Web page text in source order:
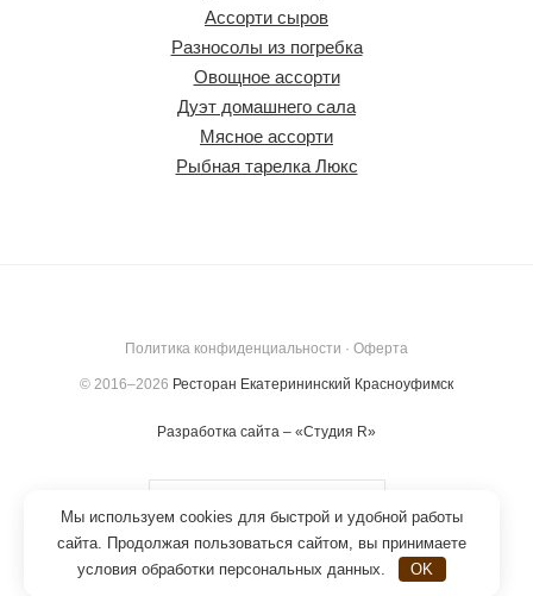
Ассорти сыров
Разносолы из погребка
Овощное ассорти
Дуэт домашнего сала
Мясное ассорти
Рыбная тарелка Люкс
Политика конфиденциальности · Оферта
© 2016–2026 Ресторан Екатерининский Красноуфимск
Разработка сайта – «Студия R»
Мы используем cookies для быстрой и удобной работы
сайта. Продолжая пользоваться сайтом, вы принимаете
условия обработки персональных данных.
OK